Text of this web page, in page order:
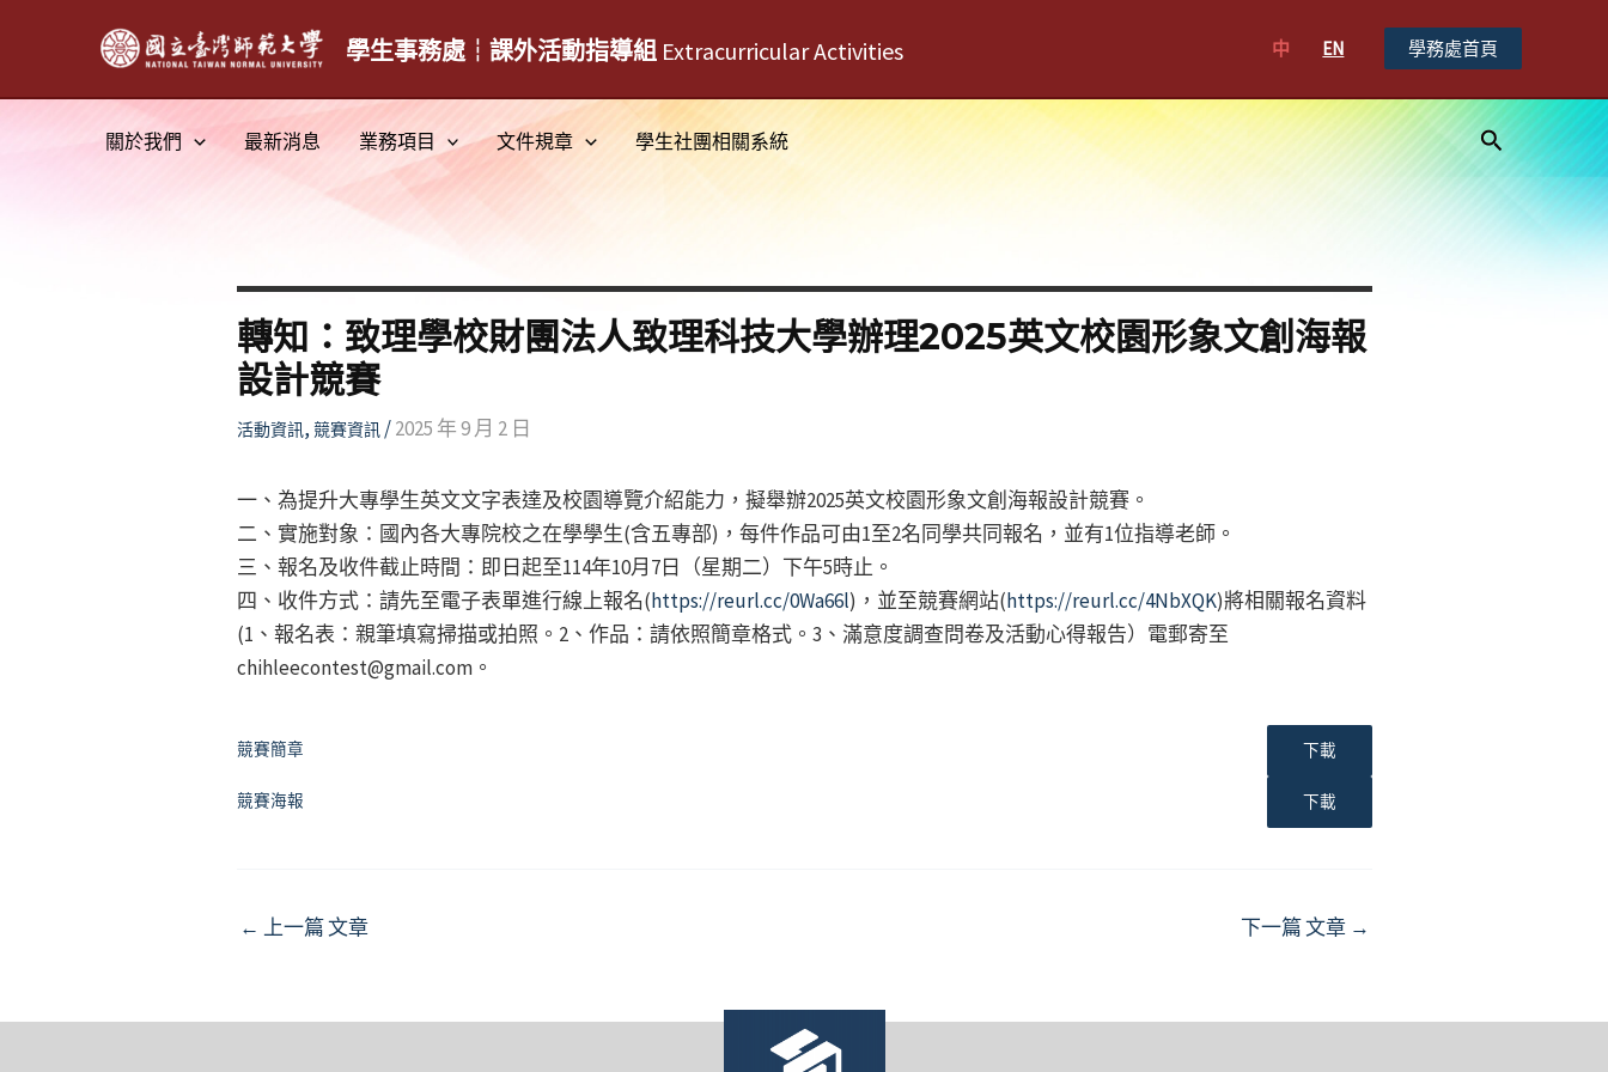
學生事務處┆課外活動指導組 Extracurricular Activities 中 EN 學務處首頁
關於我們 最新消息 業務項目 文件規章 學生社團相關系統
搜
尋
轉知：致理學校財團法人致理科技大學辦理2025英文校園形象文創海報
設計競賽
活動資訊, 競賽資訊/2025 年 9 月 2 日
一、為提升大專學生英文文字表達及校園導覽介紹能力，擬舉辦2025英文校園形象文創海報設計競賽。
二、實施對象：國內各大專院校之在學學生(含五專部)，每件作品可由1至2名同學共同報名，並有1位指導老師。
三、報名及收件截止時間：即日起至114年10月7日（星期二）下午5時止。
四、收件方式：請先至電子表單進行線上報名(https://reurl.cc/0Wa66l)，並至競賽網站(https://reurl.cc/4NbXQK)將相關報名資料
(1、報名表：親筆填寫掃描或拍照。2、作品：請依照簡章格式。3、滿意度調查問卷及活動心得報告）電郵寄至
chihleecontest@gmail.com。
競賽簡章 下載
競賽海報 下載
Post
← 上一篇 文章 下一篇 文章 →